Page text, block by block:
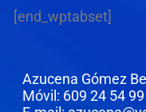
[end_wptabset]
Azucena Gómez
Móvil: 609 24 54 99